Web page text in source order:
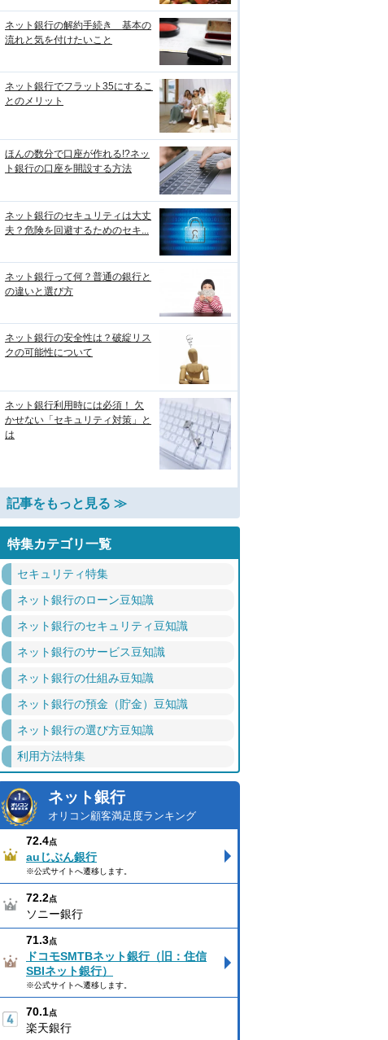
ネット銀行の解約手続き 基本の
流れと気を付けたいこと
ネット銀行でフラット35にするこ
とのメリット
ほんの数分で口座が作れる!?ネッ
ト銀行の口座を開設する方法
ネット銀行のセキュリティは大丈
夫？危険を回避するためのセキ...
ネット銀行って何？普通の銀行と
の違いと選び方
ネット銀行の安全性は？破綻リス
クの可能性について
ネット銀行利用時には必須！ 欠
かせない「セキュリティ対策」と
は
記事をもっと見る ≫
特集カテゴリ一覧
セキュリティ特集
ネット銀行のローン豆知識
ネット銀行のセキュリティ豆知識
ネット銀行のサービス豆知識
ネット銀行の仕組み豆知識
ネット銀行の預金（貯金）豆知識
ネット銀行の選び方豆知識
利用方法特集
ネット銀行
オリコン顧客満足度ランキング
72.4点
auじぶん銀行
※公式サイトへ遷移します。
72.2点
ソニー銀行
71.3点
ドコモSMTBネット銀行（旧：住信
SBIネット銀行）
※公式サイトへ遷移します。
70.1点
楽天銀行